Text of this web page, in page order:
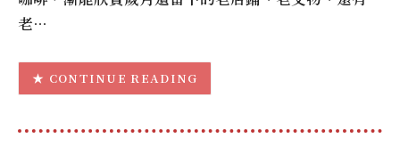
老…
CONTINUE READING